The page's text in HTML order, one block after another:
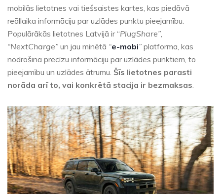
mobilās lietotnes vai tiešsaistes kartes, kas piedāvā
reāllaika informāciju par uzlādes punktu pieejamību.
Populārākās lietotnes Latvijā ir “PlugShare”,
“NextCharge” un jau minētā “e-mobi” platforma, kas
nodrošina precīzu informāciju par uzlādes punktiem, to
pieejamību un uzlādes ātrumu. Šīs lietotnes parasti
norāda arī to, vai konkrētā stacija ir bezmaksas.